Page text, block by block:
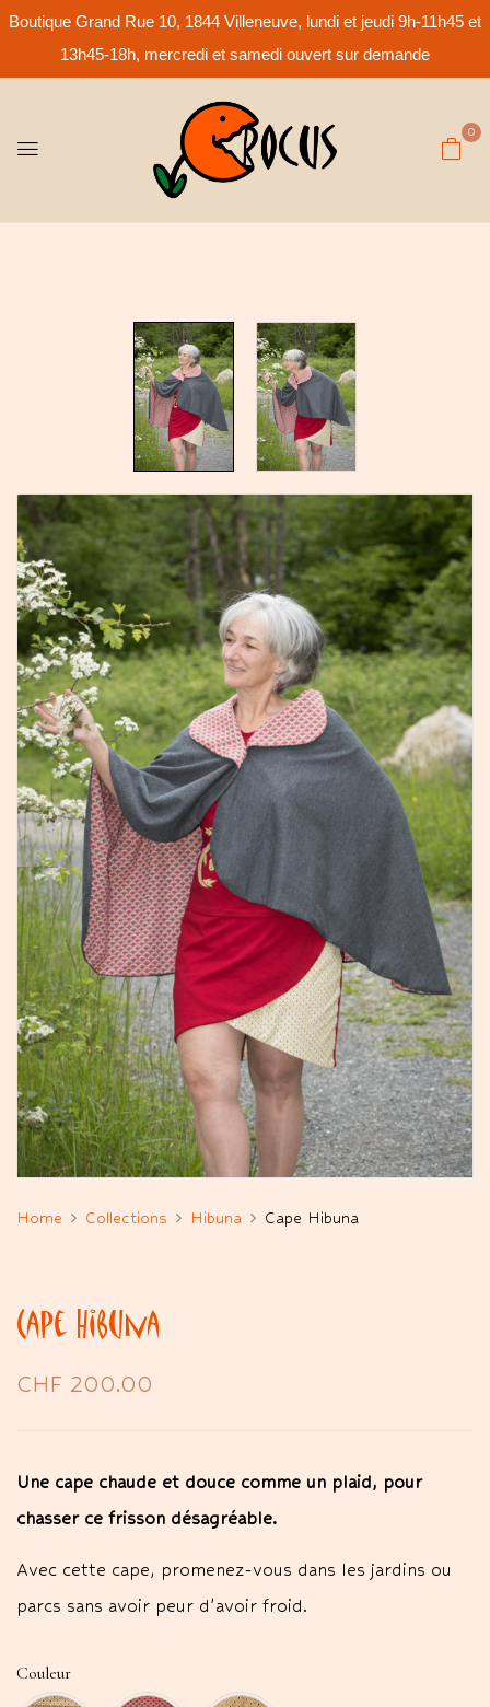
Boutique Grand Rue 10, 1844 Villeneuve, lundi et jeudi 9h-11h45 et
13h45-18h, mercredi et samedi ouvert sur demande
0
Home Collections Hibuna Cape Hibuna
Cape Hibuna
CHF 200.00
Une cape chaude et douce comme un plaid, pour
chasser ce frisson désagréable.
Avec cette cape, promenez-vous dans les jardins ou
parcs sans avoir peur d’avoir froid.
Couleur